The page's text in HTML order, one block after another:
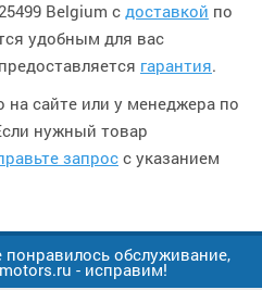
Belgium с доставкой по
удобным для вас
гарантия.
сайте или у менеджера по
нужный товар
запрос с указанием
обслуживание,
- исправим!